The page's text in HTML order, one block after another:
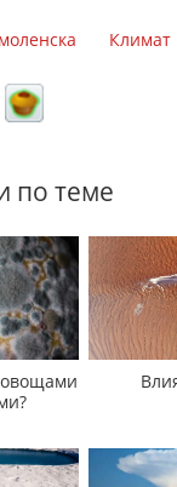
Климат
по теме